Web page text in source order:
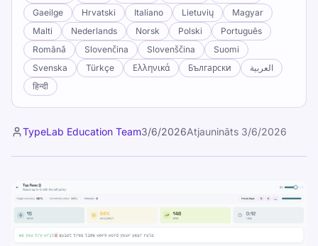
Gaeilge
Hrvatski Italiano Lietuvių
Magyar
Malti
Nederlands Norsk Polski
Português
Română
Slovenčina Slovenščina
Suomi
Svenska
Türkçe Ελληνικά Български
العربية
हिन्दी
TypeLab Education Team3/6/2026Atjaunināts 3/6/2026